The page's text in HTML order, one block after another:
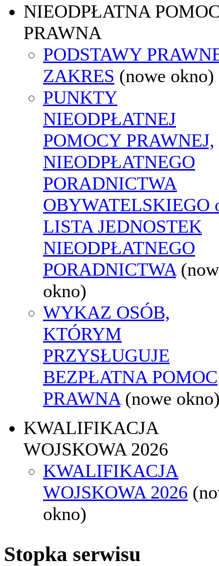
NIEODPŁATNA
PRAWNA
PODSTAWY
ZAKRES (nowe okno)
PUNKTY
NIEODPŁATNEJ
POMOCY PRAWNEJ,
NIEODPŁATNEGO
PORADNICTWA
OBYWATELSKIEGO
LISTA JEDNOSTEK
NIEODPŁATNEGO
PORADNICTWA
okno)
WYKAZ OSÓB,
KTÓRYM
PRZYSŁUGUJE
BEZPŁATNA POMOC
PRAWNA (nowe
KWALIFIKACJA
WOJSKOWA 2026
KWALIFIKACJA
WOJSKOWA 2026
okno)
Stopka serwisu